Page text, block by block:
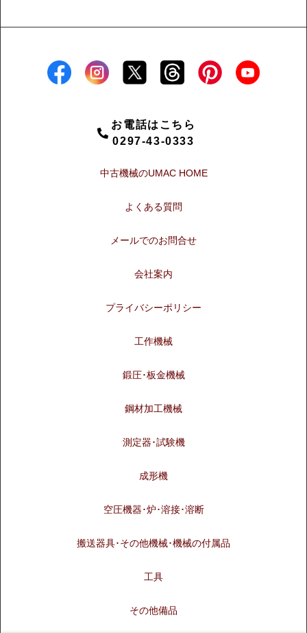
お電話はこちら
0297-43-0333
中古機械のUMAC HOME
よくある質問
メールでのお問合せ
会社案内
プライバシーポリシー
工作機械
鍛圧･板金機械
鋼材加工機械
測定器･試験機
成形機
空圧機器･炉･溶接･溶断
搬送器具･その他機械･機械の付属品
工具
その他備品